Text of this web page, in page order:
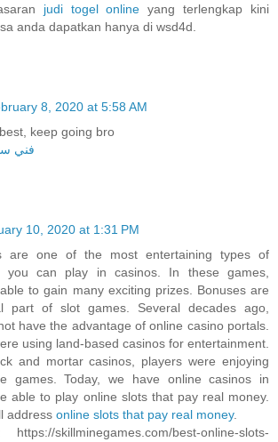
judi togel online yang terlengkap kini
anda dapatkan hanya di wsd4d.
8, 2020 at 5:58 AM
keep going bro
فني
10, 2020 at 1:31 PM
are one of the most entertaining types of
you can play in casinos. In these games,
to gain many exciting prizes. Bonuses are
part of slot games. Several decades ago,
have the advantage of online casino portals.
using land-based casinos for entertainment.
and mortar casinos, players were enjoying
games. Today, we have online casinos in
able to play online slots that pay real money.
address online slots that pay real money.
skillminegames.com/best-online-slots-